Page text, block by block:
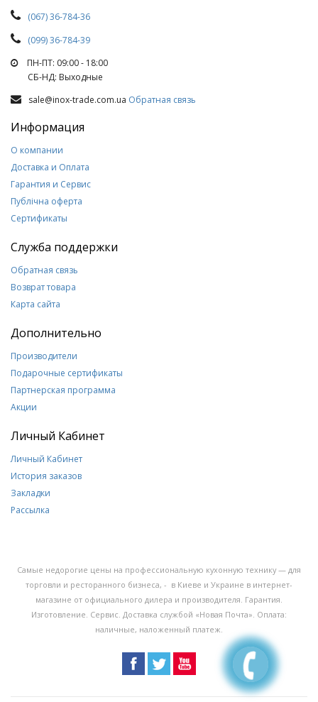
(067) 36-784-36
(099) 36-784-39
ПН-ПТ: 09:00 - 18:00
СБ-НД: Выходные
sale@inox-trade.com.ua Обратная связь
Информация
О компании
Доставка и Оплата
Гарантия и Сервис
Публічна оферта
Сертификаты
Служба поддержки
Обратная связь
Возврат товара
Карта сайта
Дополнительно
Производители
Подарочные сертификаты
Партнерская программа
Акции
Личный Кабинет
Личный Кабинет
История заказов
Закладки
Рассылка
Самые недорогие цены на профессиональную кухонную технику — для
торговли и ресторанного бизнеса, - в Киеве и Украине в интернет-
магазине от официального дилера и производителя. Гарантия.
Изготовление. Сервис. Доставка службой «Новая Почта». Оплата:
наличные, наложенный платеж.